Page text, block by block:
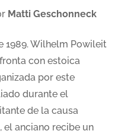
Matti Geschonneck
1989. Wilhelm Powileit
con estoica
por este
durante el
de la causa
anciano recibe un